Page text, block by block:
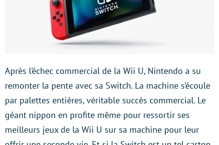
Après l’échec commercial de la Wii U, Nintendo a su
remonter la pente avec sa Switch. La machine s’écoule
par palettes entières, véritable succès commercial. Le
géant nippon en profite même pour ressortir ses
meilleurs jeux de la Wii U sur sa machine pour leur